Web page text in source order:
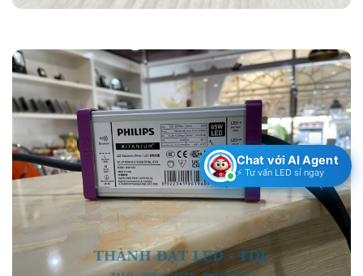
Chat với AI Agent
⚡ Tư vấn LED sỉ ngay